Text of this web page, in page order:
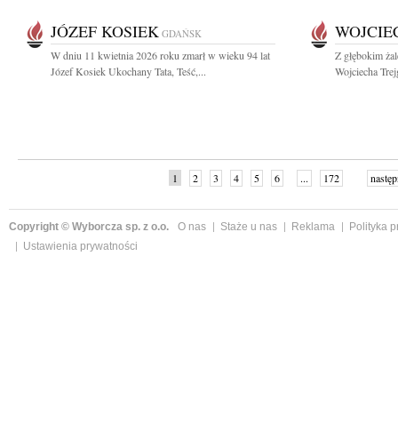
JÓZEF KOSIEK GDAŃSK
W dniu 11 kwietnia 2026 roku zmarł w wieku 94 lat
Józef Kosiek Ukochany Tata, Teść,...
Z głębokim
Wojciecha
1 2 3 4 5 6 ... 172
Copyright © Wyborcza sp. z o.o. O nas Staże u nas Reklama
Polityka
Ustawienia prywatności